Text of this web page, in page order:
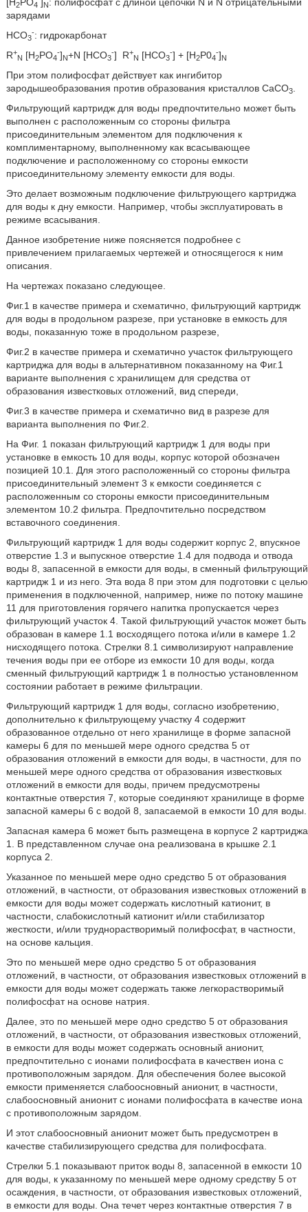
2 4 N
зарядами
HCO3
-: гидрокарбонат
R+
N [H2PO4
-]N+N [HCO3
-] R+
N [HCO3
-] + [H2P04
-]N
При этом полифосфат действует как ингибитор
зародышеобразования против образования кристаллов CaCО3.
Фильтрующий картридж для воды предпочтительно может быть
выполнен с расположенным со стороны фильтра
присоединительным элементом для подключения к
комплиментарному, выполненному как всасывающее
подключение и расположенному со стороны емкости
присоединительному элементу емкости для воды.
Это делает возможным подключение фильтрующего картриджа
для воды к дну емкости. Например, чтобы эксплуатировать в
режиме всасывания.
Данное изобретение ниже поясняется подробнее с
привлечением прилагаемых чертежей и относящегося к ним
описания.
На чертежах показано следующее.
Фиг.1 в качестве примера и схематично, фильтрующий картридж
для воды в продольном разрезе, при установке в емкость для
воды, показанную тоже в продольном разрезе,
Фиг.2 в качестве примера и схематично участок фильтрующего
картриджа для воды в альтернативном показанному на Фиг.1
варианте выполнения с хранилищем для средства от
образования известковых отложений, вид спереди,
Фиг.3 в качестве примера и схематично вид в разрезе для
варианта выполнения по Фиг.2.
На Фиг. 1 показан фильтрующий картридж 1 для воды при
установке в емкость 10 для воды, корпус которой обозначен
позицией 10.1. Для этого расположенный со стороны фильтра
присоединительный элемент 3 к емкости соединяется с
расположенным со стороны емкости присоединительным
элементом 10.2 фильтра. Предпочтительно посредством
вставочного соединения.
Фильтрующий картридж 1 для воды содержит корпус 2, впускное
отверстие 1.3 и выпускное отверстие 1.4 для подвода и отвода
воды 8, запасенной в емкости для воды, в сменный фильтрующий
картридж 1 и из него. Эта вода 8 при этом для подготовки с целью
применения в подключенной, например, ниже по потоку машине
11 для приготовления горячего напитка пропускается через
фильтрующий участок 4. Такой фильтрующий участок может быть
образован в камере 1.1 восходящего потока и/или в камере 1.2
нисходящего потока. Стрелки 8.1 символизируют направление
течения воды при ее отборе из емкости 10 для воды, когда
сменный фильтрующий картридж 1 в полностью установленном
состоянии работает в режиме фильтрации.
Фильтрующий картридж 1 для воды, согласно изобретению,
дополнительно к фильтрующему участку 4 содержит
образованное отдельно от него хранилище в форме запасной
камеры 6 для по меньшей мере одного средства 5 от
образования отложений в емкости для воды, в частности, для по
меньшей мере одного средства от образования известковых
отложений в емкости для воды, причем предусмотрены
контактные отверстия 7, которые соединяют хранилище в форме
запасной камеры 6 с водой 8, запасаемой в емкости 10 для воды.
Запасная камера 6 может быть размещена в корпусе 2 картриджа
1. В представленном случае она реализована в крышке 2.1
корпуса 2.
Указанное по меньшей мере одно средство 5 от образования
отложений, в частности, от образования известковых отложений в
емкости для воды может содержать кислотный катионит, в
частности, слабокислотный катионит и/или стабилизатор
жесткости, и/или труднорастворимый полифосфат, в частности,
на основе кальция.
Это по меньшей мере одно средство 5 от образования
отложений, в частности, от образования известковых отложений в
емкости для воды может содержать также легкорастворимый
полифосфат на основе натрия.
Далее, это по меньшей мере одно средство 5 от образования
отложений, в частности, от образования известковых отложений,
в емкости для воды может содержать основный анионит,
предпочтительно с ионами полифосфата в качествен иона с
противоположным зарядом. Для обеспечения более высокой
емкости применяется слабоосновный анионит, в частности,
слабоосновный анионит с ионами полифосфата в качестве иона
с противоположным зарядом.
И этот слабоосновный анионит может быть предусмотрен в
качестве стабилизирующего средства для полифосфата.
Стрелки 5.1 показывают приток воды 8, запасенной в емкости 10
для воды, к указанному по меньшей мере одному средству 5 от
осаждения, в частности, от образования известковых отложений,
в емкости для воды. Она течет через контактные отверстия 7 в